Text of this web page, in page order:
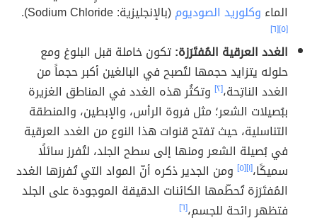
الماء وكلوريد الصوديوم(بالإنجليزية: Sodium Chloride).
[٥] [٦]
الغدد العرقية المُفتَرَزة:تكون خاملة قبل البلوغ ومع
حلوله يتزايد حجمها لتُصبح في البالغين أكبر حجماً من
الغدد الناتِحة،[٢] وتكثُر هذه الغدد في المناطق الغزيرة
ببُصيلات الشعر؛ مثل فروة الرأس، والإبطين، والمنطقة
التناسلية، حيث تفتح قنوات هذا النوع من الغدد العرقية
في بُصيلة الشعر ومنها إلى سطح الجلد، لتُفرز سائلًا
سميكًا،[١] [٥] ومن الجدير ذكره أنّ المواد التي تُفرزها الغدد
المُفتَرَزة تُحطّمها الكائنات الدقيقة الموجودة على الجلد
فتظهر رائحة للجسم،[٦]